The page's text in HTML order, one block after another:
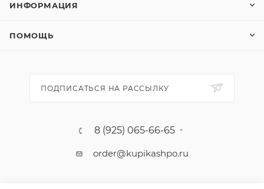
ИНФОРМАЦИЯ
ПОМОЩЬ
ПОДПИСАТЬСЯ НА РАССЫЛКУ
8 (925) 065-66-65
order@kupikashpo.ru